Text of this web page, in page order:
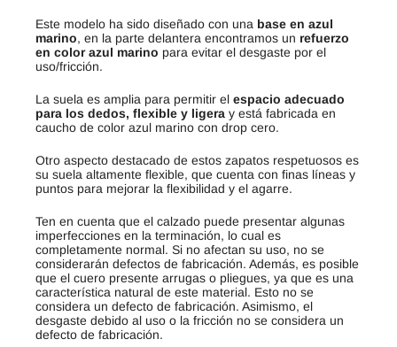
Este modelo ha sido diseñado con una base en azul
marino, en la parte delantera encontramos un refuerzo
en color azul marino para evitar el desgaste por el
uso/fricción.
La suela es amplia para permitir el espacio adecuado
para los dedos, flexible y ligera y está fabricada en
caucho de color azul marino con drop cero.
Otro aspecto destacado de estos zapatos respetuosos es
su suela altamente flexible, que cuenta con finas líneas y
puntos para mejorar la flexibilidad y el agarre.
Ten en cuenta que el calzado puede presentar algunas
imperfecciones en la terminación, lo cual es
completamente normal. Si no afectan su uso, no se
considerarán defectos de fabricación. Además, es posible
que el cuero presente arrugas o pliegues, ya que es una
característica natural de este material. Esto no se
considera un defecto de fabricación. Asimismo, el
desgaste debido al uso o la fricción no se considera un
defecto de fabricación.